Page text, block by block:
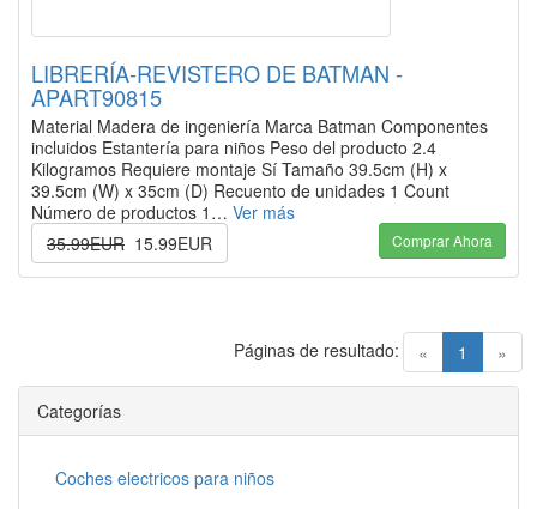
LIBRERÍA-REVISTERO DE BATMAN -
APART90815
Material Madera de ingeniería Marca Batman Componentes
incluidos Estantería para niños Peso del producto 2.4
Kilogramos Requiere montaje Sí Tamaño 39.5cm (H) x
39.5cm (W) x 35cm (D) Recuento de unidades 1 Count
Número de productos 1… Ver más
35.99EUR 15.99EUR Comprar Ahora
« 1 (current)
»
Páginas de resultado:
Categorías
Coches electricos para niños